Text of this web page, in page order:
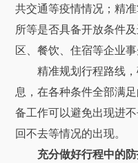
共交通等疫情情况；精
所等是否具备开放条件
区、餐饮、住宿等企业事
精准规划行程路线，
息，在各种条件全部满
备工作可以避免出现进
回不去等情况的出现。
充分做好行程中的